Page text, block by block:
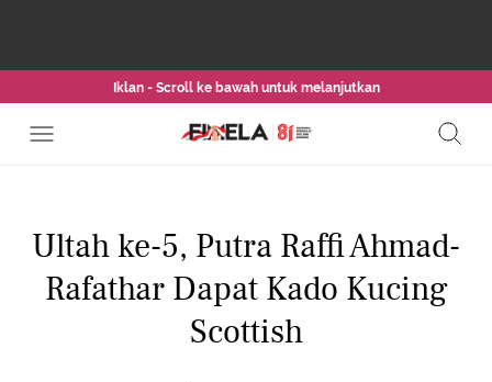
Iklan - Scroll ke bawah untuk melanjutkan
Ultah ke-5, Putra Raffi Ahmad-
Rafathar Dapat Kado Kucing
Scottish